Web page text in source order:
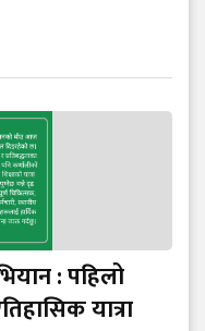
: पहिलो
यात्रा